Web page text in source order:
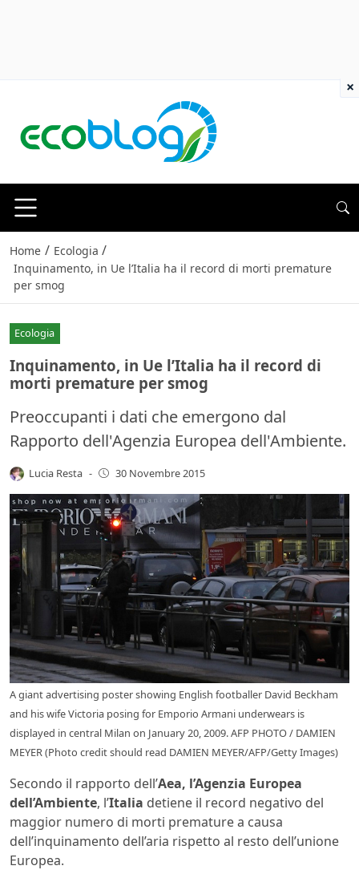
Home / Ecologia /
Inquinamento, in Ue l’Italia ha il record di morti premature
per smog
Ecologia
Inquinamento, in Ue l’Italia ha il record di
morti premature per smog
Preoccupanti i dati che emergono dal
Rapporto dell'Agenzia Europea dell'Ambiente.
Lucia Resta - 30 Novembre 2015
A giant advertising poster showing English footballer David Beckham
and his wife Victoria posing for Emporio Armani underwears is
displayed in central Milan on January 20, 2009. AFP PHOTO / DAMIEN
MEYER (Photo credit should read DAMIEN MEYER/AFP/Getty Images)
Secondo il rapporto dell’Aea, l’Agenzia Europea
dell’Ambiente, l’Italia detiene il record negativo del
maggior numero di morti premature a causa
dell’inquinamento dell’aria rispetto al resto dell’unione
Europea.
×